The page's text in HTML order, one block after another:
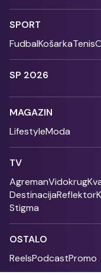
SPORT
FudbalKošarkaTenis
SP 2026
MAGAZIN
LifestyleModa
TV
AgremanVidokrug
DestinacijaReflektor
Stigma
OSTALO
ReelsPodcastPromo